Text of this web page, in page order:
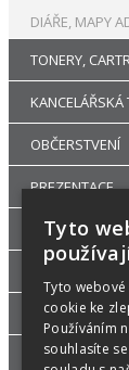
DIÁŘE, MAPY
TONERY,
KANCELÁŘSKÁ
OBČERSTVENÍ
PREZENTACE
DROGERIE
KANCELÁŘSKÝ
ŠKOLA,
PŘÍSLUŠENSTVÍ
Tyto
Tyto
cookie ke
Používáním
souhlasíte